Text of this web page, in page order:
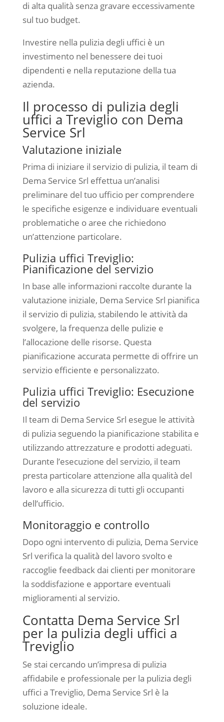
di alta qualità senza gravare eccessivamente
sul tuo budget.
Investire nella pulizia degli uffici è un
investimento nel benessere dei tuoi
dipendenti e nella reputazione della tua
azienda.
Il processo di pulizia degli
uffici a Treviglio con Dema
Service Srl
Valutazione iniziale
Prima di iniziare il servizio di pulizia, il team di
Dema Service Srl effettua un’analisi
preliminare del tuo ufficio per comprendere
le specifiche esigenze e individuare eventuali
problematiche o aree che richiedono
un’attenzione particolare.
Pulizia uffici Treviglio:
Pianificazione del servizio
In base alle informazioni raccolte durante la
valutazione iniziale, Dema Service Srl pianifica
il servizio di pulizia, stabilendo le attività da
svolgere, la frequenza delle pulizie e
l’allocazione delle risorse. Questa
pianificazione accurata permette di offrire un
servizio efficiente e personalizzato.
Pulizia uffici Treviglio: Esecuzione
del servizio
Il team di Dema Service Srl esegue le attività
di pulizia seguendo la pianificazione stabilita e
utilizzando attrezzature e prodotti adeguati.
Durante l’esecuzione del servizio, il team
presta particolare attenzione alla qualità del
lavoro e alla sicurezza di tutti gli occupanti
dell’ufficio.
Monitoraggio e controllo
Dopo ogni intervento di pulizia, Dema Service
Srl verifica la qualità del lavoro svolto e
raccoglie feedback dai clienti per monitorare
la soddisfazione e apportare eventuali
miglioramenti al servizio.
Contatta Dema Service Srl
per la pulizia degli uffici a
Treviglio
Se stai cercando un’impresa di pulizia
affidabile e professionale per la pulizia degli
uffici a Treviglio, Dema Service Srl è la
soluzione ideale.